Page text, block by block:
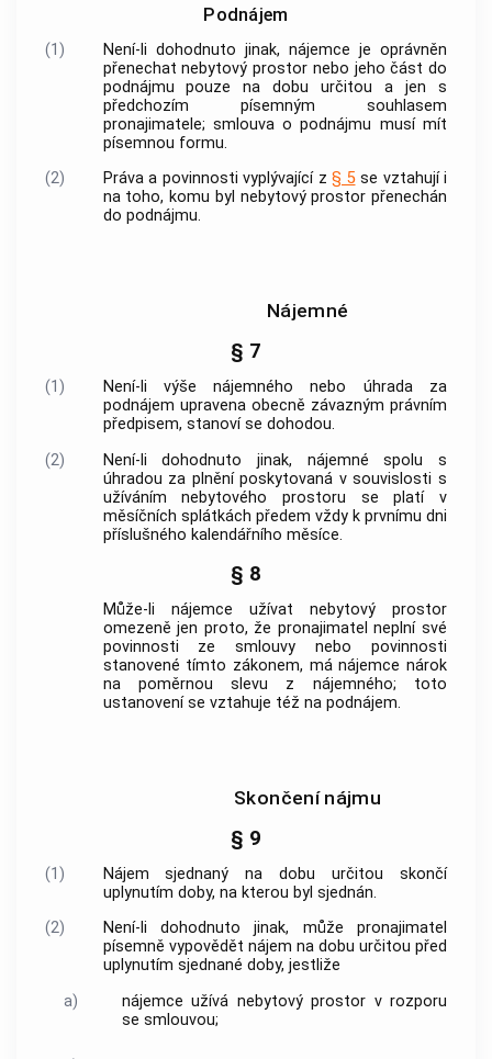
Podnájem
(1)
Není-li dohodnuto jinak, nájemce je oprávněn
přenechat nebytový prostor nebo jeho část do
podnájmu pouze na dobu určitou a jen s
předchozím písemným souhlasem
pronajimatele; smlouva o podnájmu musí mít
písemnou formu.
(2)
Práva a povinnosti vyplývající z § 5se vztahují i
na toho, komu byl nebytový prostor přenechán
do podnájmu.
Nájemné
§ 7
(1)
Není-li výše nájemného nebo úhrada za
podnájem upravena obecně závazným právním
předpisem, stanoví se dohodou.
(2)
Není-li dohodnuto jinak, nájemné spolu s
úhradou za plnění poskytovaná v souvislosti s
užíváním nebytového prostoru se platí v
měsíčních splátkách předem vždy k prvnímu dni
příslušného kalendářního měsíce.
§ 8
Může-li nájemce užívat nebytový prostor
omezeně jen proto, že pronajimatel neplní své
povinnosti ze smlouvy nebo povinnosti
stanovené tímto zákonem, má nájemce nárok
na poměrnou slevu z nájemného; toto
ustanovení se vztahuje též na podnájem.
Skončení nájmu
§ 9
(1)
Nájem sjednaný na dobu určitou skončí
uplynutím doby, na kterou byl sjednán.
(2)
Není-li dohodnuto jinak, může pronajimatel
písemně vypovědět nájem na dobu určitou před
uplynutím sjednané doby, jestliže
a)
nájemce užívá nebytový prostor v rozporu
se smlouvou;